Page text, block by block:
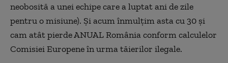
neobosită a unei echipe care a luptat ani de zile
pentru o misiune). Și acum înmulțim asta cu 30 și
cam atât pierde ANUAL România conform calculelor
Comisiei Europene în urma tăierilor ilegale.